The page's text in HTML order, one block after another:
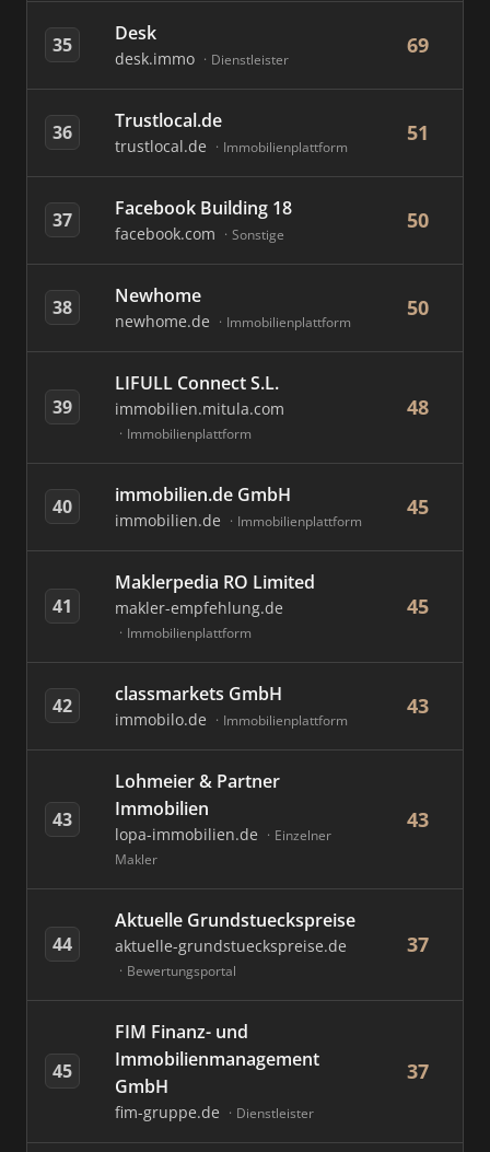
35 Desk
desk.immo Dienstleister
69
36 Trustlocal.de
trustlocal.de Immobilienplattform
51
37 Facebook Building 18
facebook.com Sonstige
50
38 Newhome
newhome.de Immobilienplattform
50
39
LIFULL Connect S.L.
immobilien.mitula.com
Immobilienplattform
48
40 immobilien.de GmbH
immobilien.de Immobilienplattform
45
41
Maklerpedia RO Limited
makler-empfehlung.de
Immobilienplattform
45
42 classmarkets GmbH
immobilo.de Immobilienplattform
43
43
Lohmeier & Partner
Immobilien
lopa-immobilien.de
Einzelner
Makler
43
44
Aktuelle Grundstueckspreise
aktuelle-grundstueckspreise.de
Bewertungsportal
37
45
FIM Finanz- und
Immobilienmanagement
GmbH
fim-gruppe.de Dienstleister
37